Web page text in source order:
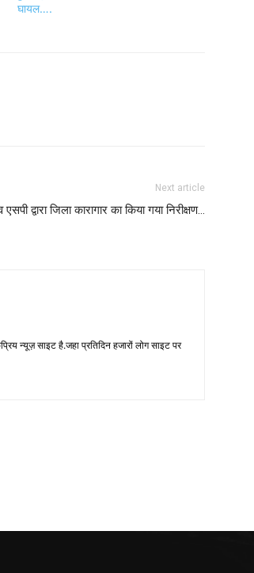
घायल….
Next article
एसपी द्वारा जिला कारागार का किया गया निरीक्षण…
न्यूज़ साइट है.जहा प्रतिदिन हजारों लोग साइट पर